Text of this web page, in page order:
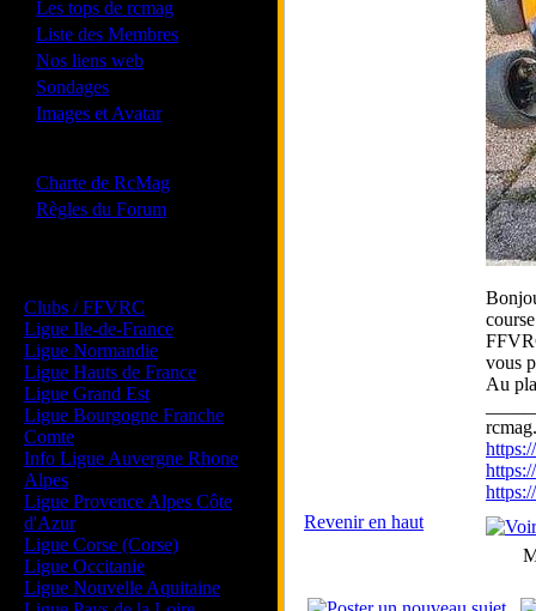
Les tops de rcmag
Liste des Membres
Nos liens web
Sondages
Images et Avatar
Charte de RcMag
Règles du Forum
Clubs / FFVRC
Ligue Ile-de-France
Ligue Normandie
Ligue Hauts de France
Ligue Grand Est
Ligue Bourgogne Franche
Comte
Info Ligue Auvergne Rhone
Alpes
Ligue Provence Alpes Côte
d'Azur
Ligue Corse (Corse)
Ligue Occitanie
Ligue Nouvelle Aquitaine
vous
Au
Revenir en haut